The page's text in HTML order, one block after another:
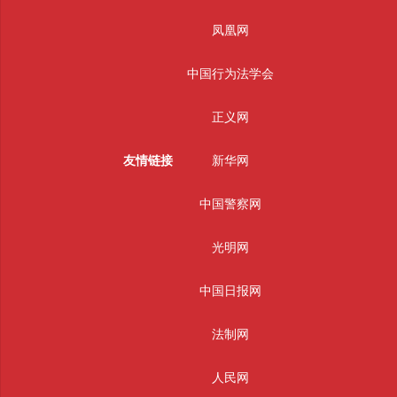
友情链接
凤凰网
中国行为法学会
正义网
新华网
中国警察网
光明网
中国日报网
法制网
人民网